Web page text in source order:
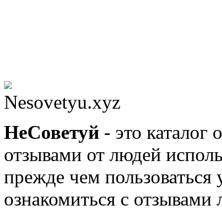
Nesovetyu.xyz
НеСоветуй - это каталог
отзывами от людей
прежде чем
ознакомиться с отзывами